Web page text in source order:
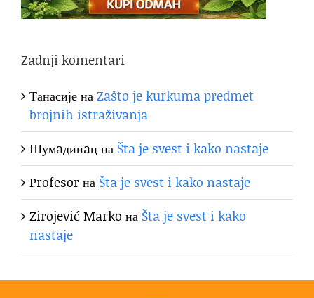
Zadnji komentari
ТанасијенаZašto je kurkuma predmet
brojnih istraživanja
Шумaдинaцна Šta je svest i kako nastaje
Profesorна Šta je svest i kako nastaje
Zirojević Marko на Šta je svest i kako
nastaje